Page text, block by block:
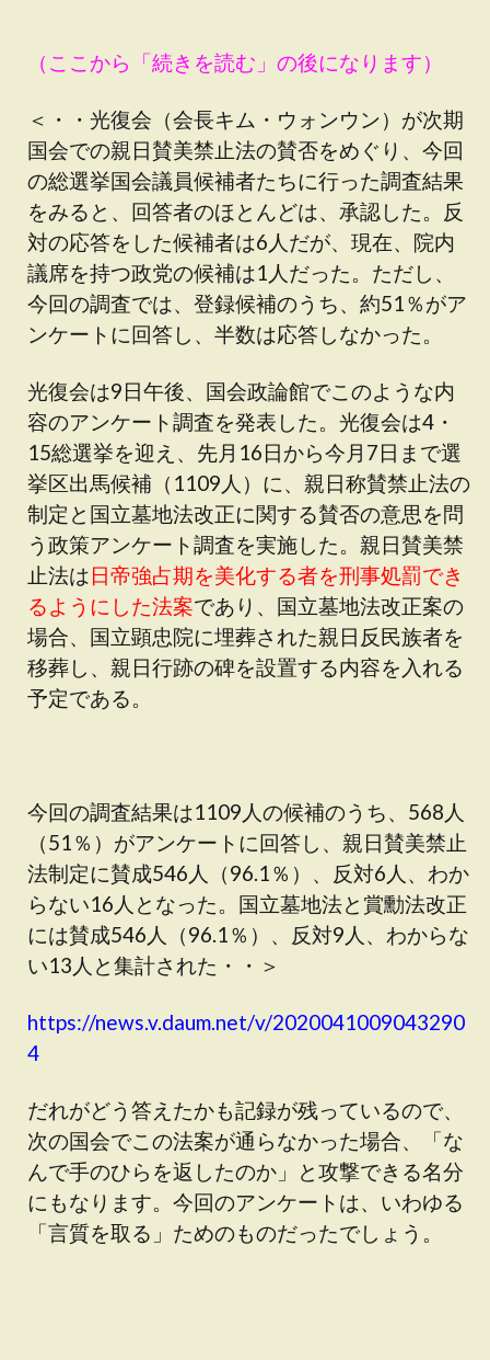
（ここから「続きを読む」の後になります）
＜・・光復会（会長キム・ウォンウン）が次期
国会での親日賛美禁止法の賛否をめぐり、今回
の総選挙国会議員候補者たちに行った調査結果
をみると、回答者のほとんどは、承認した。反
対の応答をした候補者は6人だが、現在、院内
議席を持つ政党の候補は1人だった。ただし、
今回の調査では、登録候補のうち、約51％がア
ンケートに回答し、半数は応答しなかった。
光復会は9日午後、国会政論館でこのような内
容のアンケート調査を発表した。光復会は4・
15総選挙を迎え、先月16日から今月7日まで選
挙区出馬候補（1109人）に、親日称賛禁止法の
制定と国立墓地法改正に関する賛否の意思を問
う政策アンケート調査を実施した。親日賛美禁
止法は日帝強占期を美化する者を刑事処罰でき
るようにした法案であり、国立墓地法改正案の
場合、国立顕忠院に埋葬された親日反民族者を
移葬し、親日行跡の碑を設置する内容を入れる
予定である。
今回の調査結果は1109人の候補のうち、568人
（51％）がアンケートに回答し、親日賛美禁止
法制定に賛成546人（96.1％）、反対6人、わか
らない16人となった。国立墓地法と賞勳法改正
には賛成546人（96.1％）、反対9人、わからな
い13人と集計された・・＞
https://news.v.daum.net/v/2020041009043290
4
だれがどう答えたかも記録が残っているので、
次の国会でこの法案が通らなかった場合、「な
んで手のひらを返したのか」と攻撃できる名分
にもなります。今回のアンケートは、いわゆる
「言質を取る」ためのものだったでしょう。